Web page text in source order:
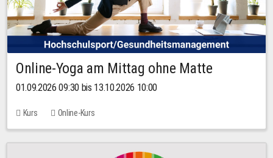
Online-Yoga am Mittag ohne Matte
01.09.2026 09:30 bis 13.10.2026 10:00
Kurs Online-Kurs